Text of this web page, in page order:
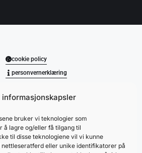
bruker vi teknologier som
å lagre og/eller få tilgang til
til disse teknologiene vil vi kunne
eller unike identifikatorer på
cookie policy
personvernerklæring